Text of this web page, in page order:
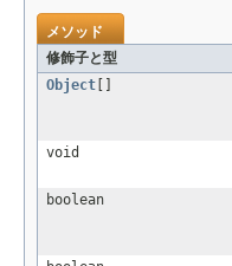
メソッド
修飾子と型
Object
void
boolean